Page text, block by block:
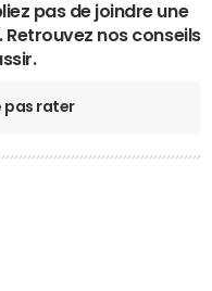
pas de joindre une
nos conseils
pas rater